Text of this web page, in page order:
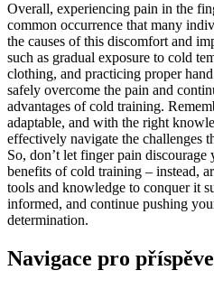
Overall, experiencing pain in the
common occurrence that many
the causes of this discomfort and
such as gradual exposure to cold
clothing, and practicing proper
safely overcome the pain and
advantages of cold training.
adaptable, and with the right
effectively navigate the challenges
So, don’t let finger pain
benefits of cold training – instead,
tools and knowledge to conquer it
informed, and continue pushing
determination.
Navigace pro